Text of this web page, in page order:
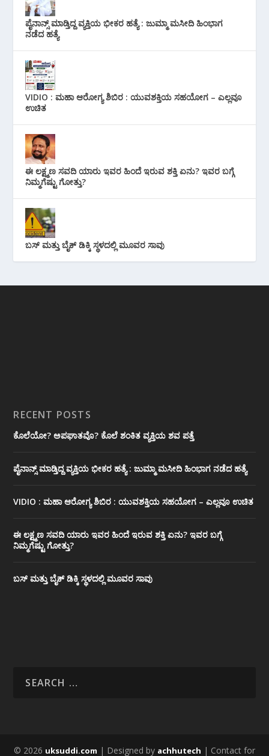
ಪೈನಾನ್ಸ್ ಮಾಡ್ತಿದ್ದ ವ್ಯಕ್ತಿಯ ಭೀಕರ‌ ಹತ್ಯೆ : ಜುಮ್ಮಾ ಮಸೀದಿ ಹಿಂಭಾಗ
ನಡೆದ ಹತ್ಯೆ
VIDIO : ಮಹಾ ಆರೋಗ್ಯ ಶಿಬಿರ : ಯುವಶಕ್ತಿಯ ಸಹಯೋಗ – ಎಲ್ಲವೂ
ಉಚಿತ
ಈ ಲಕ್ಷ್ಮಣ ಸವದಿ ಯಾರು ಇವರ ಹಿಂದೆ ಇರುವ ಶಕ್ತಿ ಏನು? ಇವರ ಬಗ್ಗೆ
ನಿಮ್ಮಗೆಷ್ಟು ಗೋತ್ತು?
ಬಸ್ ಮತ್ತು ಬೈಕ್ ಡಿಕ್ಕಿ ಸ್ಥಳದಲ್ಲಿ ಮೂವರ ಸಾವು
RECENT POSTS
ಕೊಲೆಯೋ? ಅಪಘಾತವೊ? ಕೊಲೆ ಶಂಕಿತ ವ್ಯಕ್ತಿಯ ಶವ ಪತ್ತೆ
ಪೈನಾನ್ಸ್ ಮಾಡ್ತಿದ್ದ ವ್ಯಕ್ತಿಯ ಭೀಕರ‌ ಹತ್ಯೆ : ಜುಮ್ಮಾ ಮಸೀದಿ ಹಿಂಭಾಗ ನಡೆದ ಹತ್ಯೆ
VIDIO : ಮಹಾ ಆರೋಗ್ಯ ಶಿಬಿರ : ಯುವಶಕ್ತಿಯ ಸಹಯೋಗ – ಎಲ್ಲವೂ ಉಚಿತ
ಈ ಲಕ್ಷ್ಮಣ ಸವದಿ ಯಾರು ಇವರ ಹಿಂದೆ ಇರುವ ಶಕ್ತಿ ಏನು? ಇವರ ಬಗ್ಗೆ
ನಿಮ್ಮಗೆಷ್ಟು ಗೋತ್ತು?
ಬಸ್ ಮತ್ತು ಬೈಕ್ ಡಿಕ್ಕಿ ಸ್ಥಳದಲ್ಲಿ ಮೂವರ ಸಾವು
© 2026 uksuddi.com | Designed by achhutech | Contact for